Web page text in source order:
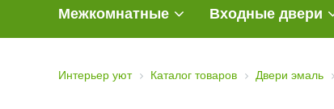
Межкомнатные Входные двери
Интерьер уют Каталог товаров Двери эмаль